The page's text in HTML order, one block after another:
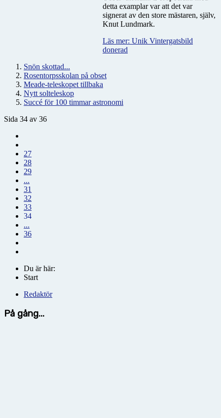
detta examplar var att det var
signerat av den store mästaren, själv,
Knut Lundmark.
Läs mer: Unik Vintergatsbild
donerad
Snön skottad...
Rosentorpsskolan på obset
Meade-teleskopet tillbaka
Nytt solteleskop
Succé för 100 timmar astronomi
Sida 34 av 36
27
28
29
...
31
32
33
34
...
36
Du är här:
Start
Redaktör
På gång...